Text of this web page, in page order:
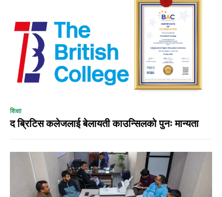
शिक्षा
द ब्रिटिस कलेजलाई बेलायती काउन्सिलको पुनः मान्यता